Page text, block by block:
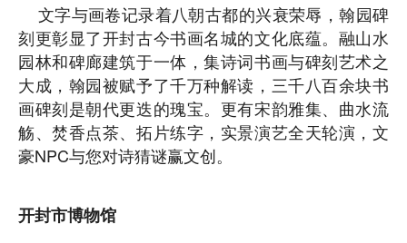
文字与画卷记录着八朝古都的兴衰荣辱，翰园碑
刻更彰显了开封古今书画名城的文化底蕴。融山水
园林和碑廊建筑于一体，集诗词书画与碑刻艺术之
大成，翰园被赋予了千万种解读，三千八百余块书
画碑刻是朝代更迭的瑰宝。更有宋韵雅集、曲水流
觞、焚香点茶、拓片练字，实景演艺全天轮演，文
豪NPC与您对诗猜谜赢文创。
开封市博物馆